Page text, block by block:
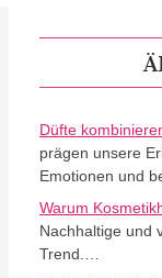
Düfte
prägen unsere
Emotionen und
Warum
Nachhaltige und
Trend.…